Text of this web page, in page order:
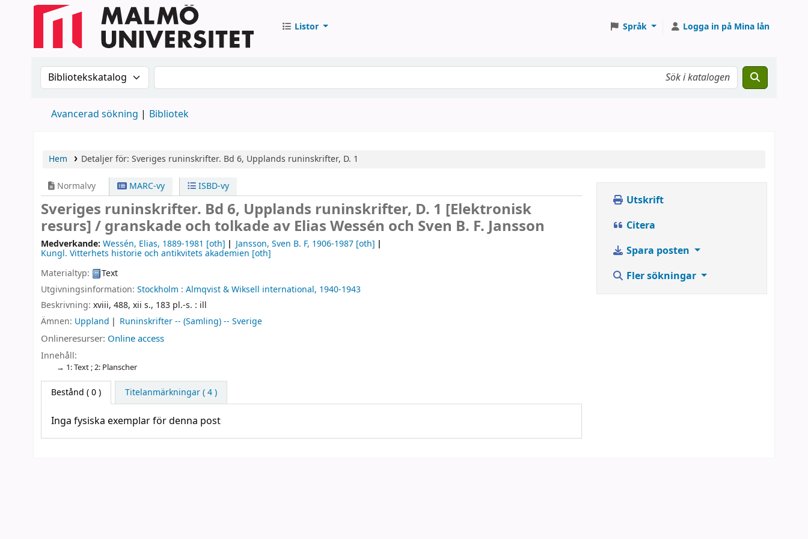
Listor Språk Logga in på Mina lån
Sök i katalogen efter:Sök i katalogen
Avancerad sökning Bibliotek
Hem Detaljer för: Sveriges runinskrifter. Bd 6, Upplands runinskrifter, D. 1
Normalvy MARC-vy ISBD-vy
Sveriges runinskrifter. Bd 6, Upplands runinskrifter, D. 1 [Elektronisk
resurs] /granskade och tolkade av Elias Wessén och Sven B. F. Jansson
Medverkande: Wessén, Elias, 1889-1981 [oth] Jansson, Sven B. F, 1906-1987 [oth]
Kungl. Vitterhets historie och antikvitets akademien [oth]
Materialtyp:
Text
Utgivningsinformation: Stockholm : Almqvist & Wiksell international, 1940-1943
Beskrivning: xviii, 488, xii s., 183 pl.-s. : ill
Ämnen: Uppland Runinskrifter -- (Samling) -- Sverige
Onlineresurser: Online access
Innehåll:
1: Text ; 2: Planscher
Bestånd ( 0 ) Titelanmärkningar ( 4 )
Inga fysiska exemplar för denna post
Utskrift
Citera
Spara posten
Fler sökningar